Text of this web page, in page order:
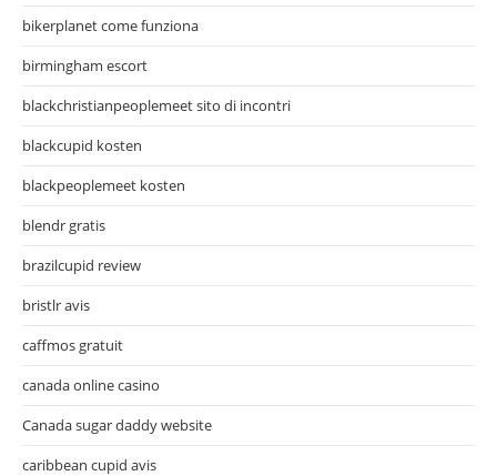
bikerplanet come funziona
birmingham escort
blackchristianpeoplemeet sito di incontri
blackcupid kosten
blackpeoplemeet kosten
blendr gratis
brazilcupid review
bristlr avis
caffmos gratuit
canada online casino
Canada sugar daddy website
caribbean cupid avis